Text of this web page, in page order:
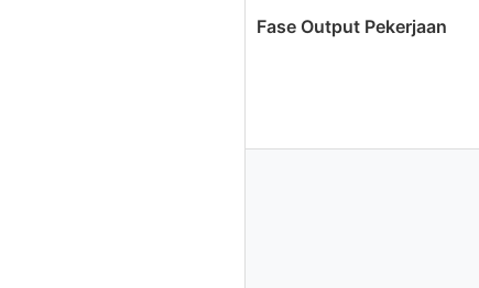
Fase Output Pekerjaan